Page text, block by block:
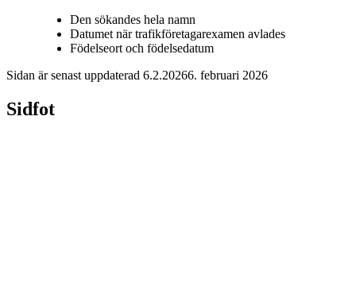
Den sökandes hela namn
Datumet när trafikföretagarexamen avlades
Födelseort och födelsedatum
Sidan är senast uppdaterad 6.2.20266. februari 2026
Sidfot